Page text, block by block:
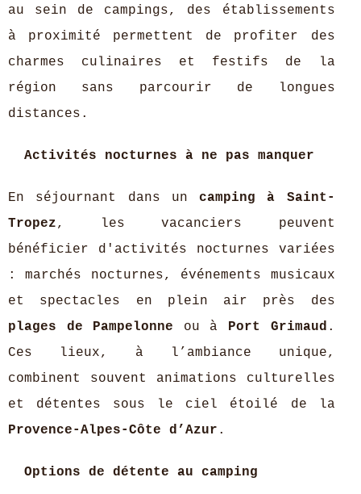
au sein de campings, des établissements
à proximité permettent de profiter des
charmes culinaires et festifs de la
région sans parcourir de longues
distances.
Activités nocturnes à ne pas manquer
En séjournant dans uncamping à Saint-
Tropez, les vacanciers peuvent
bénéficier d'activités nocturnes variées
: marchés nocturnes, événements musicaux
et spectacles en plein air près des
plages de Pampelonne ou à Port Grimaud .
Ces lieux, à l’ambiance unique,
combinent souvent animations culturelles
et détentes sous le ciel étoilé de la
Provence-Alpes-Côte d’Azur .
Options de détente au camping